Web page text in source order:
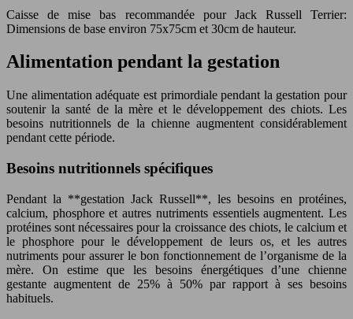
Caisse de mise bas recommandée pour Jack Russell Terrier:
Dimensions de base environ 75x75cm et 30cm de hauteur.
Alimentation pendant la gestation
Une alimentation adéquate est primordiale pendant la gestation pour
soutenir la santé de la mère et le développement des chiots. Les
besoins nutritionnels de la chienne augmentent considérablement
pendant cette période.
Besoins nutritionnels spécifiques
Pendant la **gestation Jack Russell**, les besoins en protéines,
calcium, phosphore et autres nutriments essentiels augmentent. Les
protéines sont nécessaires pour la croissance des chiots, le calcium et
le phosphore pour le développement de leurs os, et les autres
nutriments pour assurer le bon fonctionnement de l’organisme de la
mère. On estime que les besoins énergétiques d’une chienne
gestante augmentent de 25% à 50% par rapport à ses besoins
habituels.